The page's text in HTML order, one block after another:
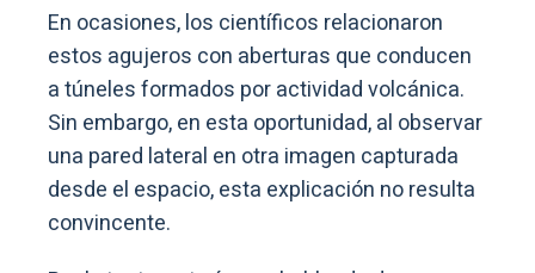
En ocasiones, los científicos relacionaron
estos agujeros con aberturas que conducen
a túneles formados por actividad volcánica.
Sin embargo, en esta oportunidad, al observar
una pared lateral en otra imagen capturada
desde el espacio, esta explicación no resulta
convincente.